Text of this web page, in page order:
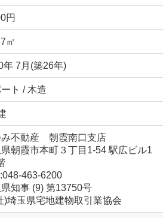
円
㎡
年 7月(築26年)
ト / 木造
み不動産 朝霞南口支店
朝霞市本町３丁目1-54 駅広ビル1
463-6200
知事 (9) 第13750号
)埼玉県宅地建物取引業協会